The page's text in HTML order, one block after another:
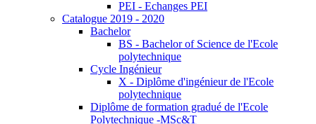
PEI - Echanges PEI
Catalogue 2019 - 2020
Bachelor
BS - Bachelor of Science de l'Ecole
polytechnique
Cycle Ingénieur
X - Diplôme d'ingénieur de l'Ecole
polytechnique
Diplôme de formation gradué de l'Ecole
Polytechnique -MSc&T